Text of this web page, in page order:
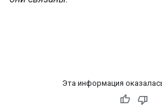
Эта информация